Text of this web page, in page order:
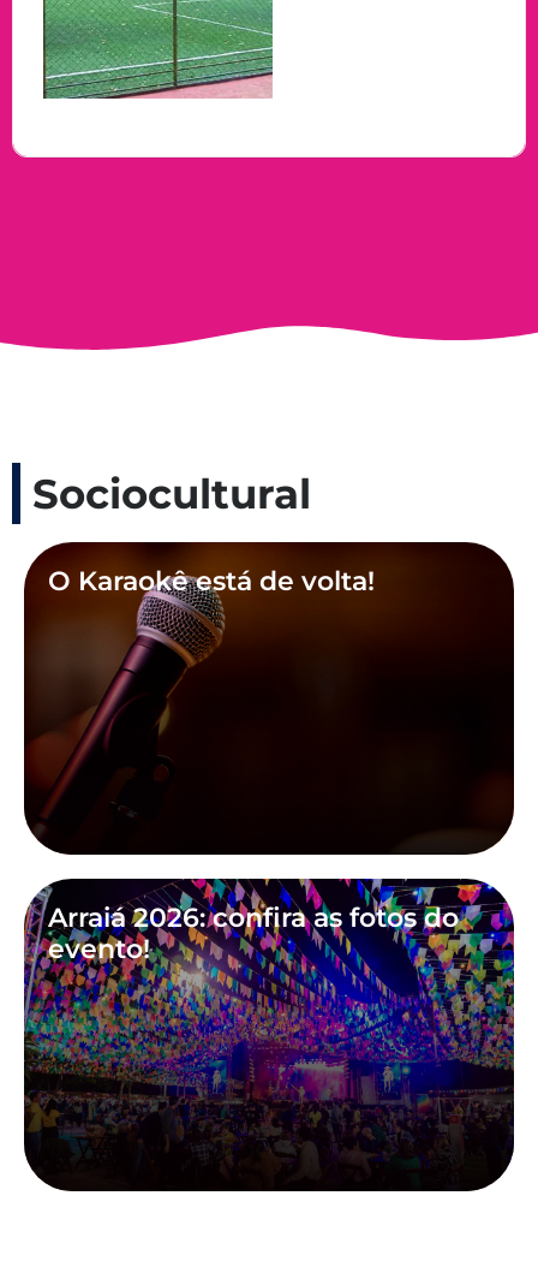
Sociocultural
O Karaokê está de volta!
Arraiá 2026: confira as fotos do
evento!